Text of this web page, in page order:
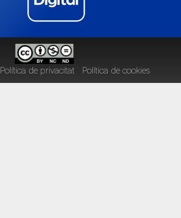
Política de privacitat Política de cookies